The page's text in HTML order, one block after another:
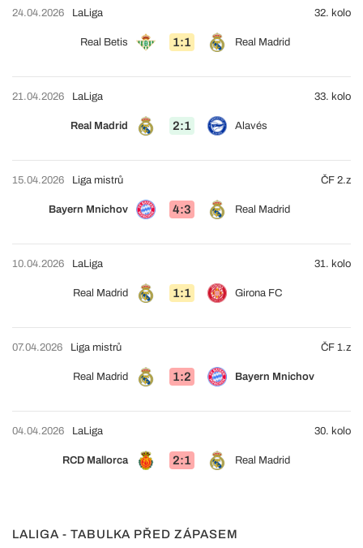
24.04.2026
Real Betis 1:1 Real Madrid
LaLiga 32. kolo
21.04.2026
Real Madrid 2:1 Alavés
LaLiga 33. kolo
15.04.2026
Bayern Mnichov 4:3 Real Madrid
Liga mistrů ČF 2.z
10.04.2026
Real Madrid 1:1 Girona FC
LaLiga 31. kolo
07.04.2026
Real Madrid 1:2 Bayern Mnichov
Liga mistrů ČF 1.z
04.04.2026
RCD Mallorca 2:1 Real Madrid
LaLiga 30. kolo
LALIGA - TABULKA PŘED ZÁPASEM